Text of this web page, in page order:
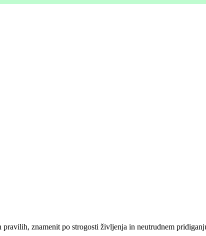
znamenit po strogosti življenja in neutrudnem